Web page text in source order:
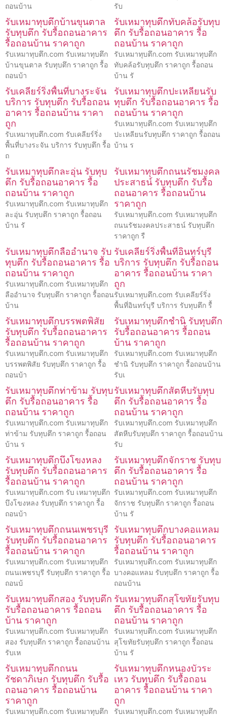
ถอนบ้าน
รับ
รับเหมาทุบตึกบ้านขุนตาล
รับทุบตึก รับรื้อถอนอาคาร
รื้อถอนบ้าน ราคาถูก
รับเหมาทุบตึก.com รับเหมาทุบตึก
บ้านขุนตาล รับทุบตึก ราคาถูก รื้อ
ถอนบ้า
รับเหมาทุบตึกทับคล้อรับทุบ
ตึก รับรื้อถอนอาคาร รื้อ
ถอนบ้าน ราคาถูก
รับเหมาทุบตึก.com รับเหมาทุบตึก
ทับคล้อรับทุบตึก ราคาถูก รื้อถอน
บ้าน รั
รับเคลียร์ริ่งพื้นที่บางระจัน
บริการ รับทุบตึก รับรื้อถอน
อาคาร รื้อถอนบ้าน ราคา
ถูก
รับเหมาทุบตึก.com รับเคลียร์ริ่ง
พื้นที่บางระจัน บริการ รับทุบตึก รื้อ
ถ
รับเหมาทุบตึกปะเหลียนรับ
ทุบตึก รับรื้อถอนอาคาร รื้อ
ถอนบ้าน ราคาถูก
รับเหมาทุบตึก.com รับเหมาทุบตึก
ปะเหลียนรับทุบตึก ราคาถูก รื้อถอน
บ้าน ร
รับเหมาทุบตึกละอุ่น รับทุบ
ตึก รับรื้อถอนอาคาร รื้อ
ถอนบ้าน ราคาถูก
รับเหมาทุบตึก.com รับเหมาทุบตึก
ละอุ่น รับทุบตึก ราคาถูก รื้อถอน
บ้าน รั
รับเหมาทุบตึกถนนรัชมงคล
ประสาธน์ รับทุบตึก รับรื้อ
ถอนอาคาร รื้อถอนบ้าน
ราคาถูก
รับเหมาทุบตึก.com รับเหมาทุบตึก
ถนนรัชมงคลประสาธน์ รับทุบตึก
ราคาถูก รื
รับเหมาทุบตึกลืออำนาจ รับ
ทุบตึก รับรื้อถอนอาคาร รื้อ
ถอนบ้าน ราคาถูก
รับเหมาทุบตึก.com รับเหมาทุบตึก
ลืออำนาจ รับทุบตึก ราคาถูก รื้อถอน
บ้าน
รับเคลียร์ริ่งพื้นที่อินทร์บุรี
บริการ รับทุบตึก รับรื้อถอน
อาคาร รื้อถอนบ้าน ราคา
ถูก
รับเหมาทุบตึก.com รับเคลียร์ริ่ง
พื้นที่อินทร์บุรี บริการ รับทุบตึก รื้
รับเหมาทุบตึกบรรพตพิสัย
รับทุบตึก รับรื้อถอนอาคาร
รื้อถอนบ้าน ราคาถูก
รับเหมาทุบตึก.com รับเหมาทุบตึก
บรรพตพิสัย รับทุบตึก ราคาถูก รื้อ
ถอนบ้า
รับเหมาทุบตึกชำนิ รับทุบตึก
รับรื้อถอนอาคาร รื้อถอน
บ้าน ราคาถูก
รับเหมาทุบตึก.com รับเหมาทุบตึก
ชำนิ รับทุบตึก ราคาถูก รื้อถอนบ้าน
รับเ
รับเหมาทุบตึกท่าข้าม รับทุบ
ตึก รับรื้อถอนอาคาร รื้อ
ถอนบ้าน ราคาถูก
รับเหมาทุบตึก.com รับเหมาทุบตึก
ท่าข้าม รับทุบตึก ราคาถูก รื้อถอน
บ้าน ร
รับเหมาทุบตึกสัตหีบรับทุบ
ตึก รับรื้อถอนอาคาร รื้อ
ถอนบ้าน ราคาถูก
รับเหมาทุบตึก.com รับเหมาทุบตึก
สัตหีบรับทุบตึก ราคาถูก รื้อถอนบ้าน
รับ
รับเหมาทุบตึกบึงโขงหลง
รับทุบตึก รับรื้อถอนอาคาร
รื้อถอนบ้าน ราคาถูก
รับเหมาทุบตึก.com รับ เหมาทุบตึก
บึงโขงหลง รับทุบตึก ราคาถูก รื้อ
ถอนบ้า
รับเหมาทุบตึกจักราช รับทุบ
ตึก รับรื้อถอนอาคาร รื้อ
ถอนบ้าน ราคาถูก
รับเหมาทุบตึก.com รับเหมาทุบตึก
จักราช รับทุบตึก ราคาถูก รื้อถอน
บ้าน รั
รับเหมาทุบตึกถนนเพชรบุรี
รับทุบตึก รับรื้อถอนอาคาร
รื้อถอนบ้าน ราคาถูก
รับเหมาทุบตึก.com รับเหมาทุบตึก
ถนนเพชรบุรี รับทุบตึก ราคาถูก รื้อ
ถอนบ้
รับเหมาทุบตึกบางคอแหลม
รับทุบตึก รับรื้อถอนอาคาร
รื้อถอนบ้าน ราคาถูก
รับเหมาทุบตึก.com รับเหมาทุบตึก
บางคอแหลม รับทุบตึก ราคาถูก รื้อ
ถอนบ้าน
รับเหมาทุบตึกสอง รับทุบตึก
รับรื้อถอนอาคาร รื้อถอน
บ้าน ราคาถูก
รับเหมาทุบตึก.com รับเหมาทุบตึก
สอง รับทุบตึก ราคาถูก รื้อถอนบ้าน
รับเห
รับเหมาทุบตึกสุโขทัยรับทุบ
ตึก รับรื้อถอนอาคาร รื้อ
ถอนบ้าน ราคาถูก
รับเหมาทุบตึก.com รับเหมาทุบตึก
สุโขทัยรับทุบตึก ราคาถูก รื้อถอน
บ้าน รั
รับเหมาทุบตึกถนน
รัชดาภิเษก รับทุบตึก รับรื้อ
ถอนอาคาร รื้อถอนบ้าน
ราคาถูก
รับเหมาทุบตึก.com รับเหมาทุบตึก
รับเหมาทุบตึกหนองบัวระ
เหว รับทุบตึก รับรื้อถอน
อาคาร รื้อถอนบ้าน ราคา
ถูก
รับเหมาทุบตึก.com รับเหมาทุบตึก